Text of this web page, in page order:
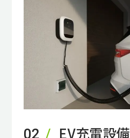
02 EV充電設備